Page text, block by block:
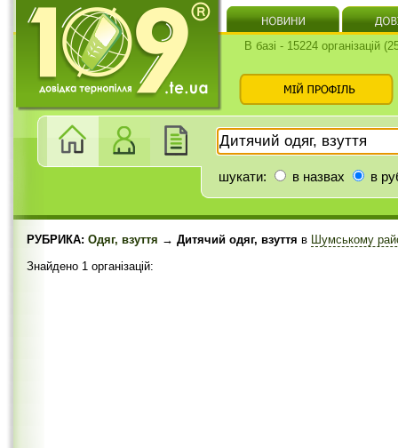
В базі - 15224 організацій
шукати: в назвах в
РУБРИКА: Одяг, взуття → Дитячий одяг, взуття в Шумському
Знайдено 1 організацій: